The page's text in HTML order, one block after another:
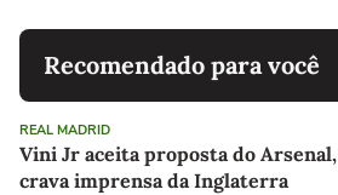
Recomendado para você
REAL MADRID
Vini Jr aceita proposta do Arsenal,
crava imprensa da Inglaterra